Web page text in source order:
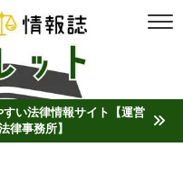
い法律情報サイト【運営
律事務所】